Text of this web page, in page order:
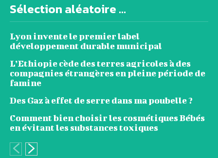
Sélection aléatoire ...
Lyon invente le premier label
développement durable municipal
L’Ethiopie cède des terres agricoles à des
compagnies étrangères en pleine période de
famine
Des Gaz à effet de serre dans ma poubelle ?
Comment bien choisir les cosmétiques Bébés
en évitant les substances toxiques